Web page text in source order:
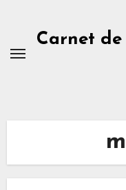
contentCarnet